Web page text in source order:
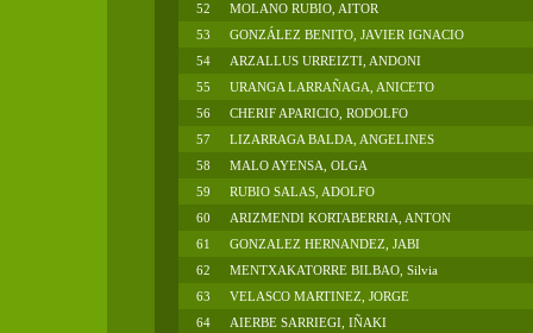
52
MOLANO RUBIO, AITOR
53
GONZÁLEZ BENITO, JAVIER IGNACIO
54
ARZALLUS URREIZTI, ANDONI
55
URANGA LARRAÑAGA, ANICETO
56
CHERIF APARICIO, RODOLFO
57
LIZARRAGA BALDA, ANGELINES
58
MALO AYENSA, OLGA
59
RUBIO SALAS, ADOLFO
60
ARIZMENDI KORTABERRIA, ANTON
61
GONZALEZ HERNANDEZ, JABI
62
MENTXAKATORRE BILBAO, Silvia
63
VELASCO MARTINEZ, JORGE
64
AIERBE SARRIEGI, IÑAKI